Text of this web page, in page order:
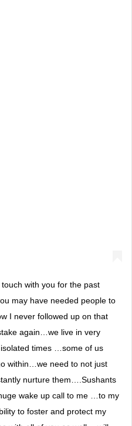
with you for the past
may have needed people to
I never followed up on that
again…we live in very
times …some of us
within…we need to not just
nurture them….Sushants
wake up call to me …to my
to foster and protect my